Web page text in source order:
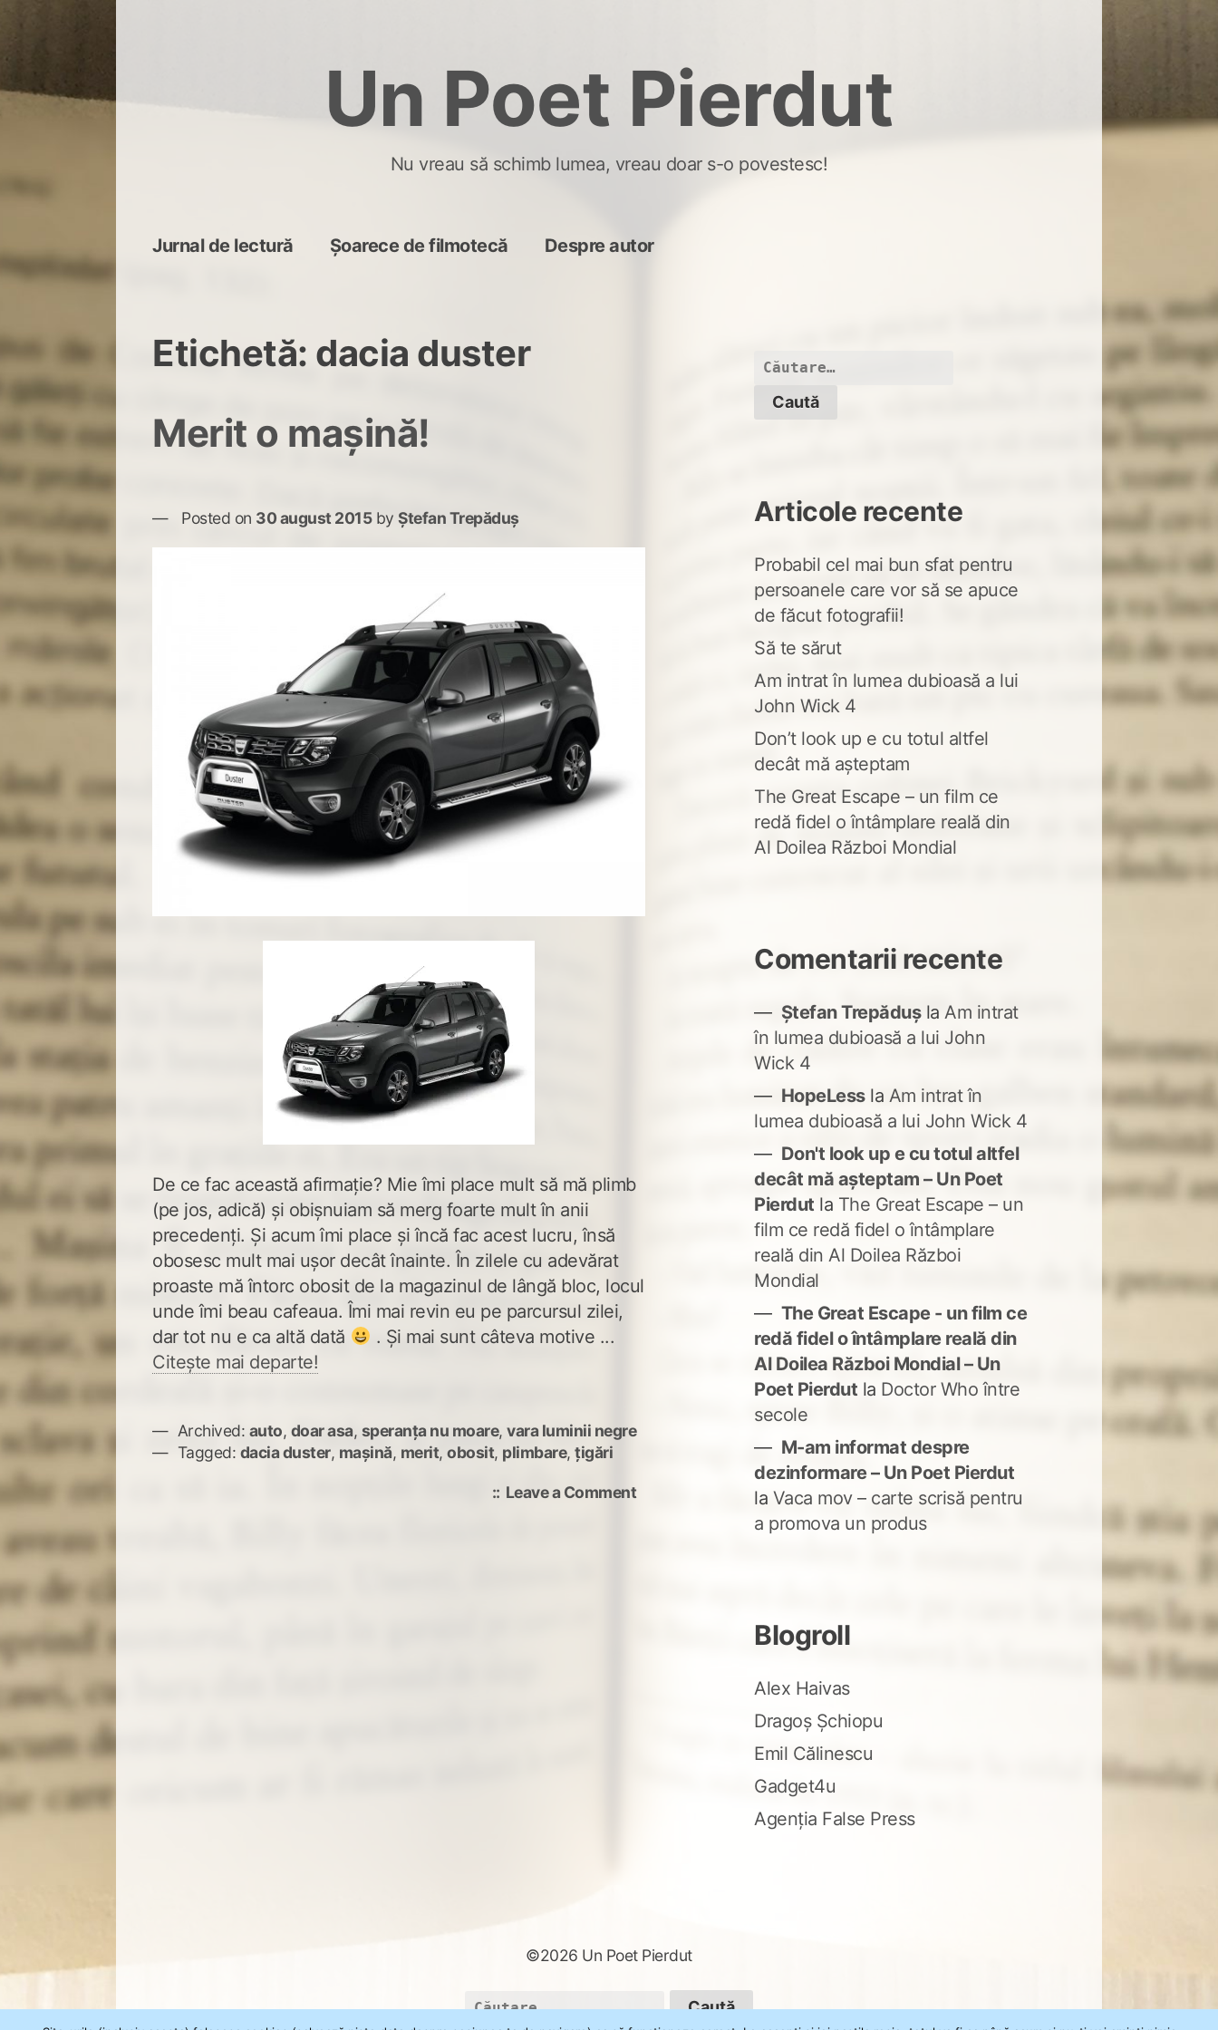
Un Poet Pierdut
Nu vreau să schimb lumea, vreau doar s-o povestesc!
Jurnal de lectură Șoarece de filmotecă Despre autor
Etichetă: dacia duster
Merit o mașină!
Posted on 30 august 2015byȘtefan Trepăduș
De ce fac această afirmație? Mie îmi place mult să mă plimb
(pe jos, adică) și obișnuiam să merg foarte mult în anii
precedenți. Și acum îmi place și încă fac acest lucru, însă
obosesc mult mai ușor decât înainte. În zilele cu adevărat
proaste mă întorc obosit de la magazinul de lângă bloc, locul
unde îmi beau cafeaua. Îmi mai revin eu pe parcursul zilei,
dar tot nu e ca altă dată
. Și mai sunt câteva motive ...
Citește mai departe!
Archived: auto, doar asa, speranța nu moare,vara luminii negre
Tagged: dacia duster, mașină, merit,obosit, plimbare,țigări
Leave a Commenton
Caută
Articole recente
Probabil cel mai bun sfat pentru
persoanele care vor să se apuce
de făcut fotografii!
Să te sărut
Am intrat în lumea dubioasă a lui
John Wick 4
Don’t look up e cu totul altfel
decât mă așteptam
The Great Escape – un film ce
redă fidel o întâmplare reală din
Al Doilea Război Mondial
Comentarii recente
Ștefan Trepădușla Am intrat
în lumea dubioasă a lui John
Wick 4
HopeLessla Am intrat în
lumea dubioasă a lui John Wick 4
Don't look up e cu totul altfel
decât mă așteptam – Un Poet
Pierdut la The Great Escape – un
film ce redă fidel o întâmplare
reală din Al Doilea Război
Mondial
The Great Escape - un film ce
redă fidel o întâmplare reală din
Al Doilea Război Mondial – Un
Poet Pierdut la Doctor Who între
secole
M-am informat despre
dezinformare – Un Poet Pierdut
la Vaca mov – carte scrisă pentru
a promova un produs
Blogroll
Alex Haivas
Dragoș Șchiopu
Emil Călinescu
Gadget4u
Agenția False Press
©2026 Un Poet Pierdut
Caută